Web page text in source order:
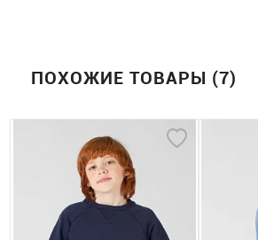
ПОХОЖИЕ ТОВАРЫ (7)